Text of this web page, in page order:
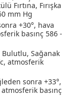
Fırtına, Fırışka
mm Hg
+30°, hava
basınç 586 -
Bulutlu, Sağanak
atmosferik
sonra +33°,
basınç